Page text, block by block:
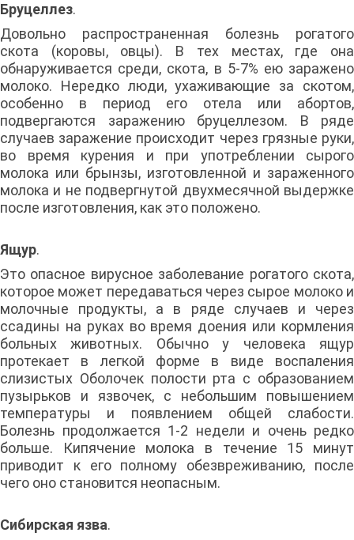
Бруцеллез.
Довольно распространенная болезнь рогатого
скота (коровы, овцы). В тех местах, где она
обнаруживается среди, скота, в 5-7% ею заражено
молоко. Нередко люди, ухаживающие за скотом,
особенно в период его отела или абортов,
подвергаются заражению бруцеллезом. В ряде
случаев заражение происходит через грязные руки,
во время курения и при употреблении сырого
молока или брынзы, изготовленной и зараженного
молока и не подвергнутой двухмесячной выдержке
после изготовления, как это положено.
Ящур.
Это опасное вирусное заболевание рогатого скота,
которое может передаваться через сырое молоко и
молочные продукты, а в ряде случаев и через
ссадины на руках во время доения или кормления
больных животных. Обычно у человека ящур
протекает в легкой форме в виде воспаления
слизистых Оболочек полости рта с образованием
пузырьков и язвочек, с небольшим повышением
температуры и появлением общей слабости.
Болезнь продолжается 1-2 недели и очень редко
больше. Кипячение молока в течение 15 минут
приводит к его полному обезвреживанию, после
чего оно становится неопасным.
Сибирская язва.